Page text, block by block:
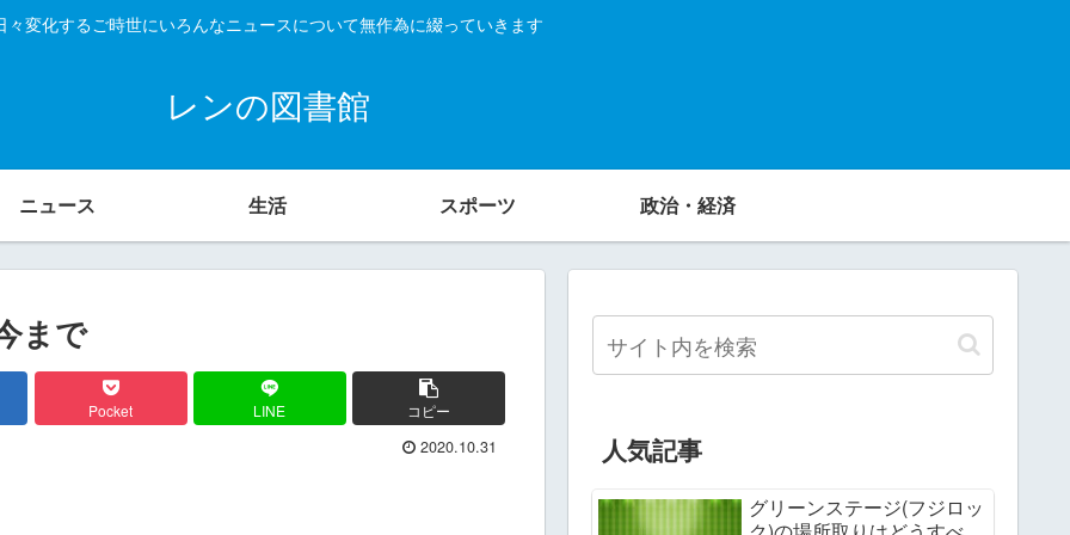
々変化するご時世にいろんなニュースについて無作為に綴っていきます
レンの図書館
ニュース 生活 スポーツ 政治・経済
まで
Pocket LINE コピー
2020.10.31 人気記事
グリーンステージ(フジロッ